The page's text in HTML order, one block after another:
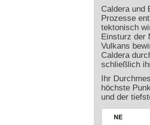
Caldera und
Prozesse
tektonisch
Einsturz der
Vulkans
Caldera
schließlich
Ihr
höchste
und der